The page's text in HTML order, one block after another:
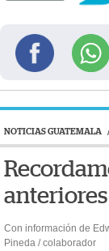
NOTICIAS GUATEMALA
Con información de
Pineda / colaborador